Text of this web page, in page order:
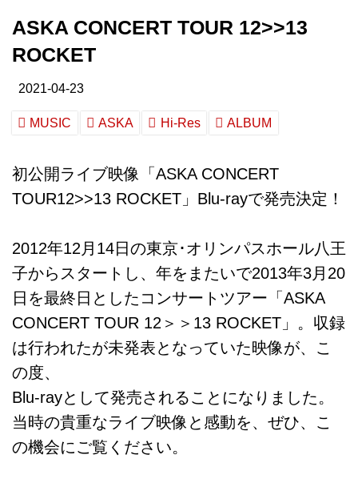
ASKA CONCERT TOUR 12>>13
ROCKET
2021-04-23
MUSIC ASKA Hi-Res ALBUM
初公開ライブ映像「ASKA CONCERT
TOUR12>>13 ROCKET」Blu-rayで発売決定！
2012年12月14日の東京･オリンパスホール八王
子からスタートし、年をまたいで2013年3月20
日を最終日としたコンサートツアー「ASKA
CONCERT TOUR 12＞＞13 ROCKET」。収録
は行われたが未発表となっていた映像が、こ
の度、
Blu-rayとして発売されることになりました。
当時の貴重なライブ映像と感動を、ぜひ、こ
の機会にご覧ください。